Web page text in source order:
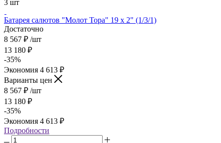
3 шт
Батарея салютов "Молот Тора" 19 х 2" (1/3/1)
Достаточно
8 567 ₽ /шт
13 180 ₽
-35%
Экономия 4 613 ₽
Варианты цен
8 567 ₽ /шт
13 180 ₽
-35%
Экономия 4 613 ₽
Подробности